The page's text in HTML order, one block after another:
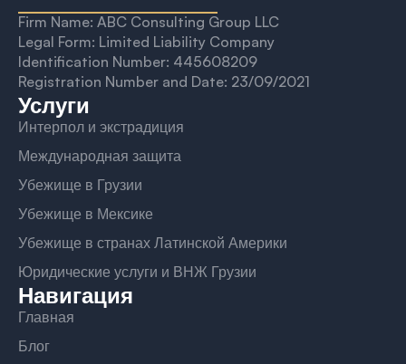
Firm Name: ABC Consulting Group LLC
Legal Form: Limited Liability Company
Identification Number: 445608209
Registration Number and Date: 23/09/2021
Услуги
Интерпол и экстрадиция
Международная защита
Убежище в Грузии
Убежище в Мексике
Убежище в странах Латинской Америки
Юридические услуги и ВНЖ Грузии
Навигация
Главная
Блог